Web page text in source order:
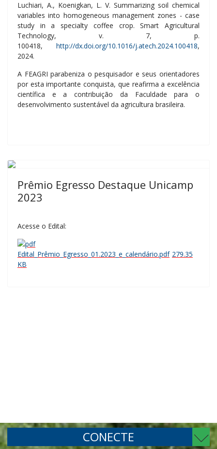
Luchiari, A., Koenigkan, L. V. Summarizing soil chemical
variables into homogeneous management zones - case
study in a specialty coffee crop. Smart Agricultural
Technology, v. 7, p.
100418, http://dx.doi.org/10.1016/j.atech.2024.100418,
2024.
A FEAGRI parabeniza o pesquisador e seus orientadores
por esta importante conquista, que reafirma a excelência
científica e a contribuição da Faculdade para o
desenvolvimento sustentável da agricultura brasileira.
Prêmio Egresso Destaque Unicamp
2023
Acesse o Edital:
Edital_Prêmio_Egresso_01.2023_e_calendário.pdf 279.35
KB
CONECTE